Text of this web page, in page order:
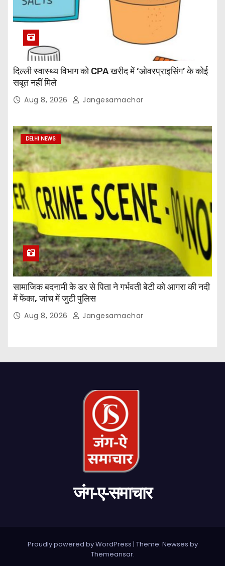
दिल्ली स्वास्थ्य विभाग को CPA खरीद में ‘ओवरप्राइसिंग’ के कोई
सबूत नहीं मिले
Aug 8, 2026 Jangesamachar
DELHI NEWS
सामाजिक बदनामी के डर से पिता ने गर्भवती बेटी को आगरा की नदी
में फेंका, जांच में जुटी पुलिस
Aug 8, 2026 Jangesamachar
जंग-ए-समाचार
Proudly powered by WordPress | Theme: Newses by
Themeansar.